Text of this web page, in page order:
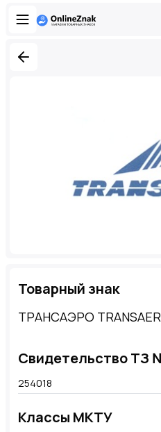
Товарный знак
ТРАНСАЭРО
Свидетельство ТЗ
254018
Классы МКТУ